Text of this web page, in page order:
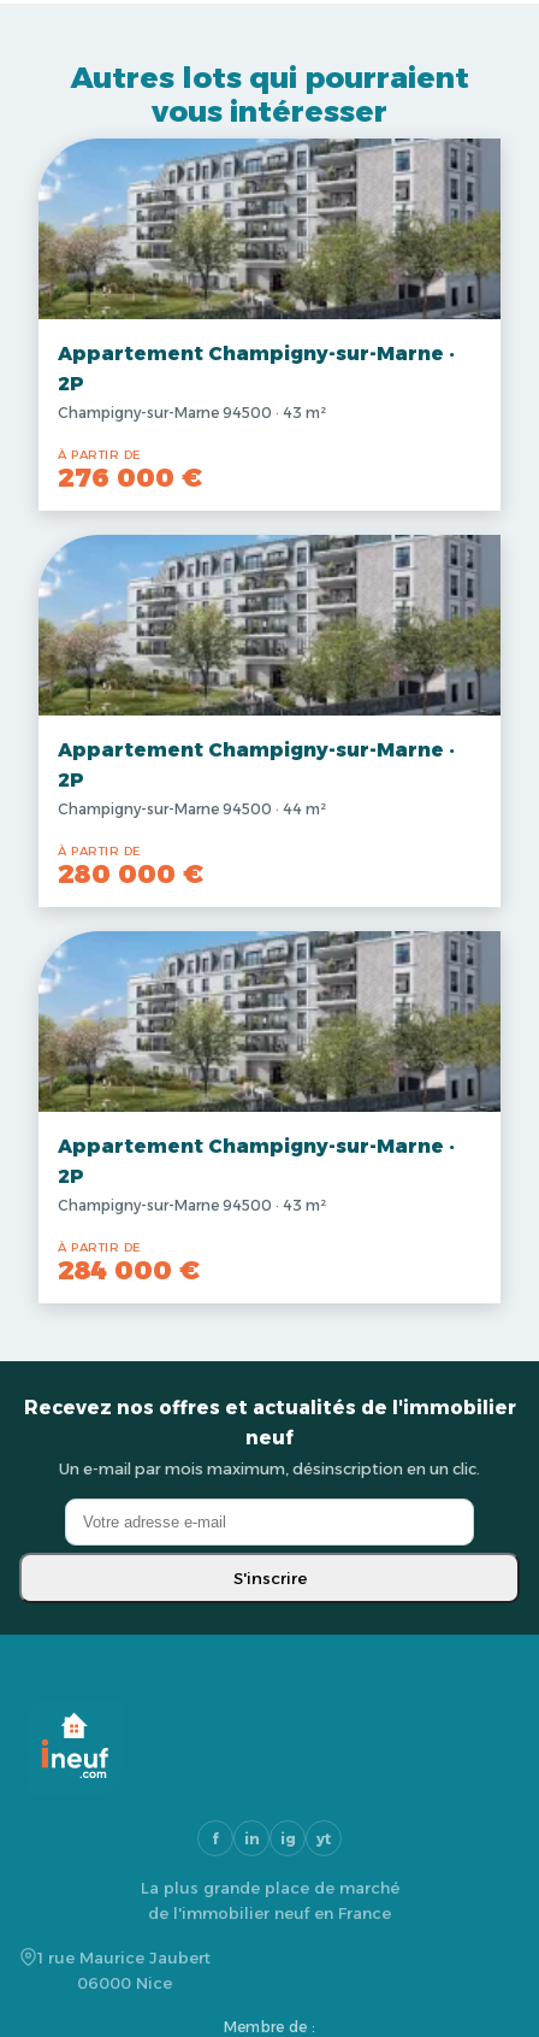
Autres lots qui pourraient
vous intéresser
Appartement Champigny-sur-Marne ·
2P
Champigny-sur-Marne 94500 · 43 m²
À PARTIR DE
276 000 €
Appartement Champigny-sur-Marne ·
2P
Champigny-sur-Marne 94500 · 44 m²
À PARTIR DE
280 000 €
Appartement Champigny-sur-Marne ·
2P
Champigny-sur-Marne 94500 · 43 m²
À PARTIR DE
284 000 €
Recevez nos offres et actualités de l'immobilier
neuf
Un e-mail par mois maximum, désinscription en un clic.
S'inscrire
f in ig yt
La plus grande place de marché
de l'immobilier neuf en France
1 rue Maurice Jaubert
06000 Nice
Membre de :